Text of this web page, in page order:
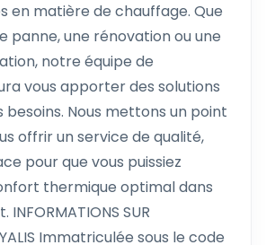
en matière de chauffage. Que
panne, une rénovation ou une
notre équipe de
vous apporter des solutions
Nous mettons un point
offrir un service de qualité,
pour que vous puissiez
thermique optimal dans
SUR
Immatriculée sous le code